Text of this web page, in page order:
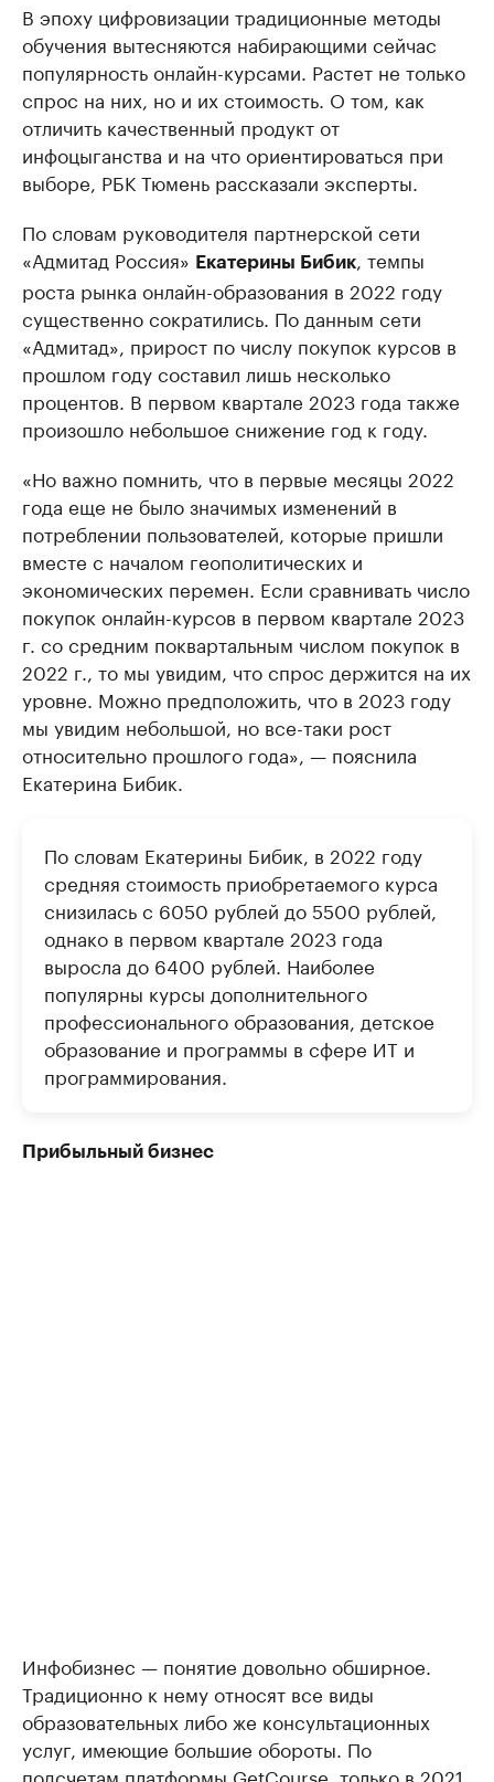
В эпоху цифровизации традиционные методы
обучения вытесняются набирающими сейчас
популярность онлайн-курсами. Растет не только
спрос на них, но и их стоимость. О том, как
отличить качественный продукт от
инфоцыганства и на что ориентироваться при
выборе, РБК Тюмень рассказали эксперты.
По словам руководителя партнерской сети
«Адмитад Россия» Екатерины Бибик, темпы
роста рынка онлайн-образования в 2022 году
существенно сократились. По данным сети
«Адмитад», прирост по числу покупок курсов в
прошлом году составил лишь несколько
процентов. В первом квартале 2023 года также
произошло небольшое снижение год к году.
«Но важно помнить, что в первые месяцы 2022
года еще не было значимых изменений в
потреблении пользователей, которые пришли
вместе с началом геополитических и
экономических перемен. Если сравнивать число
покупок онлайн-курсов в первом квартале 2023
г. со средним поквартальным числом покупок в
2022 г., то мы увидим, что спрос держится на их
уровне. Можно предположить, что в 2023 году
мы увидим небольшой, но все-таки рост
относительно прошлого года», — пояснила
Екатерина Бибик.
По словам Екатерины Бибик, в 2022 году
средняя стоимость приобретаемого курса
снизилась с 6050 рублей до 5500 рублей,
однако в первом квартале 2023 года
выросла до 6400 рублей. Наиболее
популярны курсы дополнительного
профессионального образования, детское
образование и программы в сфере ИТ и
программирования.
Прибыльный бизнес
Инфобизнес — понятие довольно обширное.
Традиционно к нему относят все виды
образовательных либо же консультационных
услуг, имеющие большие обороты. По
подсчетам платформы GetCourse, только в 2021